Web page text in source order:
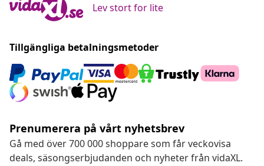
Lev stort for lite
Tillgängliga betalningsmetoder
Prenumerera på vårt nyhetsbrev
Gå med över 700 000 shoppare som får veckovisa
deals, säsongserbjudanden och nyheter från vidaXL.